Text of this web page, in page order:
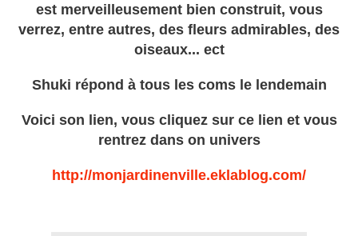
est merveilleusement bien construit, vous
verrez, entre autres, des fleurs admirables, des
oiseaux... ect
Shuki répond à tous les coms le lendemain
Voici son lien, vous cliquez sur ce lien et vous
rentrez dans on univers
http://monjardinenville.eklablog.com/